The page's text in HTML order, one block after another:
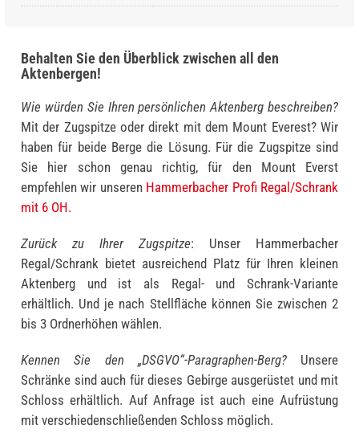
Behalten Sie den Überblick zwischen all den
Aktenbergen!
Wie würden Sie Ihren persönlichen Aktenberg beschreiben?
Mit der Zugspitze oder direkt mit dem Mount Everest? Wir
haben für beide Berge die Lösung. Für die Zugspitze sind
Sie hier schon genau richtig, für den Mount Everst
empfehlen wir unseren Hammerbacher Profi Regal/Schrank
mit 6 OH.
Zurück zu Ihrer Zugspitze: Unser Hammerbacher
Regal/Schrank bietet ausreichend Platz für Ihren kleinen
Aktenberg und ist als Regal- und Schrank-Variante
erhältlich. Und je nach Stellfläche können Sie zwischen 2
bis 3 Ordnerhöhen wählen.
Kennen Sie den „DSGVO“-Paragraphen-Berg?Unsere
Schränke sind auch für dieses Gebirge ausgerüstet und mit
Schloss erhältlich. Auf Anfrage ist auch eine Aufrüstung
mit verschiedenschließenden Schloss möglich.